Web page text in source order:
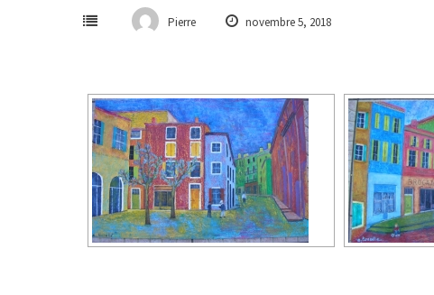
Pierre novembre 5, 2018